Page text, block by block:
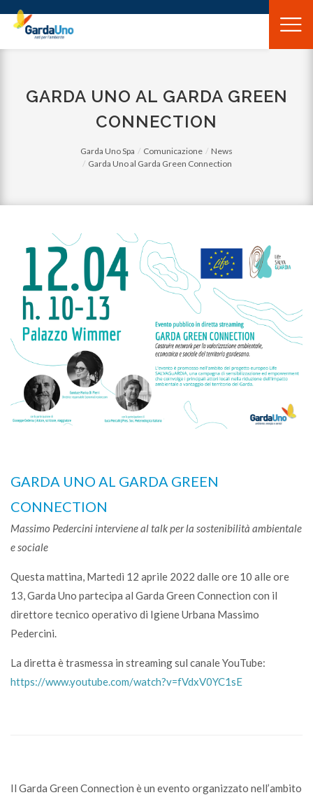
Gardauno
Spa
GARDA UNO AL GARDA GREEN
CONNECTION
Garda Uno Spa Comunicazione
News
Garda Uno al Garda Green Connection
GARDA UNO AL GARDA GREEN
CONNECTION
Massimo Pedercini interviene al talk per la sostenibilità ambientale
e sociale
Questa mattina, Martedì 12 aprile 2022 dalle ore 10 alle ore
13, Garda Uno partecipa al Garda Green Connection con il
direttore tecnico operativo di Igiene Urbana Massimo
Pedercini.
La diretta è trasmessa in streaming sul canale YouTube:
https://www.youtube.com/watch?v=fVdxV0YC1sE
Il Garda Green Connection è un evento organizzato nell’ambito